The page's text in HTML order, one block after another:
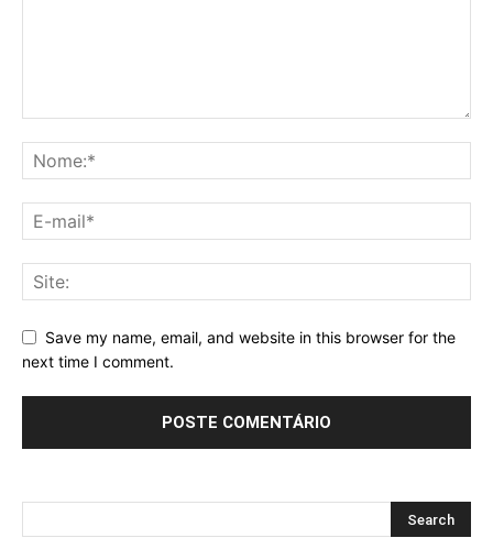
Save my name, email, and website in this browser for the
next time I comment.